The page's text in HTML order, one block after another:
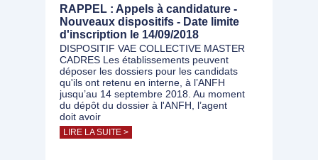
RAPPEL : Appels à candidature -
Nouveaux dispositifs - Date limite
d'inscription le 14/09/2018
DISPOSITIF VAE COLLECTIVE MASTER
CADRES Les établissements peuvent
déposer les dossiers pour les candidats
qu'ils ont retenu en interne, à l’ANFH
jusqu’au 14 septembre 2018. Au moment
du dépôt du dossier à l'ANFH, l’agent
doit avoir
LIRE LA SUITE >